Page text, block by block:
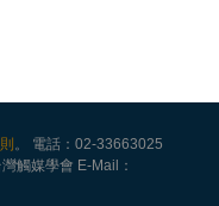
。 電話：02-33663025
觸媒學會 E-Mail：